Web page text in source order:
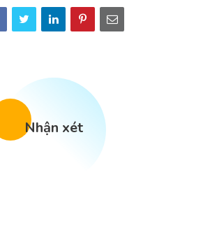
Nhận xét